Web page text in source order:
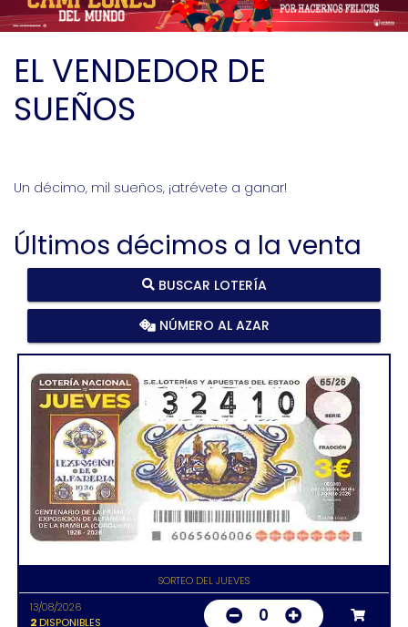
EL VENDEDOR DE
SUEÑOS
Un décimo, mil sueños, ¡atrévete a ganar!
Últimos décimos a la venta
BUSCAR LOTERÍA
NÚMERO AL AZAR
SORTEO DEL JUEVES
13/08/2026
2DISPONIBLES 0